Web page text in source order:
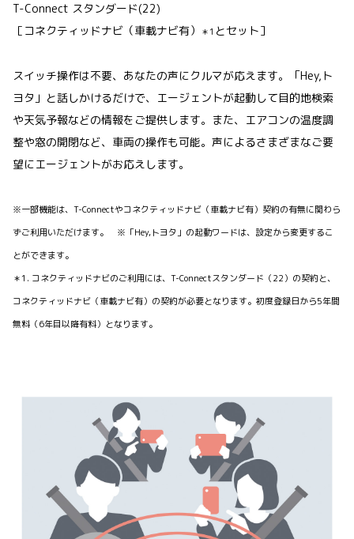
T-Connect スタンダード(22)
［コネクティッドナビ（車載ナビ有）
＊1 とセット］
スイッチ操作は不要、あなたの声にクルマが応えます。「Hey,ト
ヨタ」と話しかけるだけで、エージェントが起動して目的地検索
や天気予報などの情報をご提供します。また、エアコンの温度調
整や窓の開閉など、車両の操作も可能。声によるさまざまなご要
望にエージェントがお応えします。
※一部機能は、T-Connectやコネクティッドナビ（車載ナビ有）契約の有無に関わら
ずご利用いただけます。 ※「Hey,トヨタ」の起動ワードは、設定から変更するこ
とができます。
＊1. コネクティッドナビのご利用には、T-Connectスタンダード（22）の契約と、
コネクティッドナビ（車載ナビ有）の契約が必要となります。初度登録日から5年間
無料（6年目以降有料）となります。